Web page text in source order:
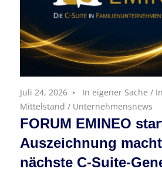
Juli 24, 2026 In eigener Sache /
Mittelstand / Unternehmensnews
FORUM EMINEO
Auszeichnung
nächste C-Suite-